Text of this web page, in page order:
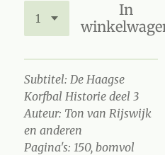
In
Subtitel: De Haagse
Korfbal Historie deel 3
Auteur: Ton van Rijswijk
en anderen
Pagina's: 150, bomvol